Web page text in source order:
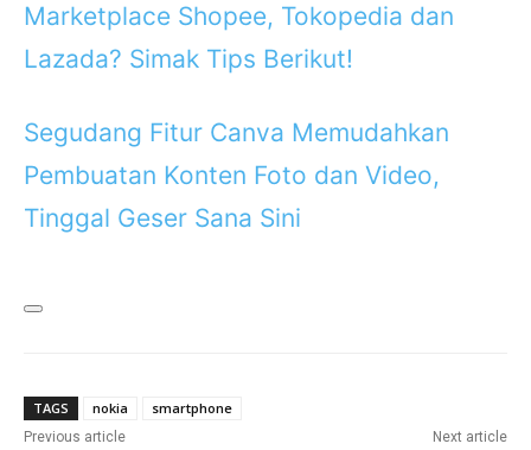
Marketplace Shopee, Tokopedia dan
Lazada? Simak Tips Berikut!
Segudang Fitur Canva Memudahkan
Pembuatan Konten Foto dan Video,
Tinggal Geser Sana Sini
TAGS nokia smartphone
Previous article Next article